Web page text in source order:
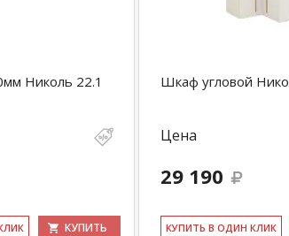
Николь 22.1
КУПИТЬ
Шкаф угловой
Цена
29 190
КУ­ПИТЬ В ОДИН КЛИК